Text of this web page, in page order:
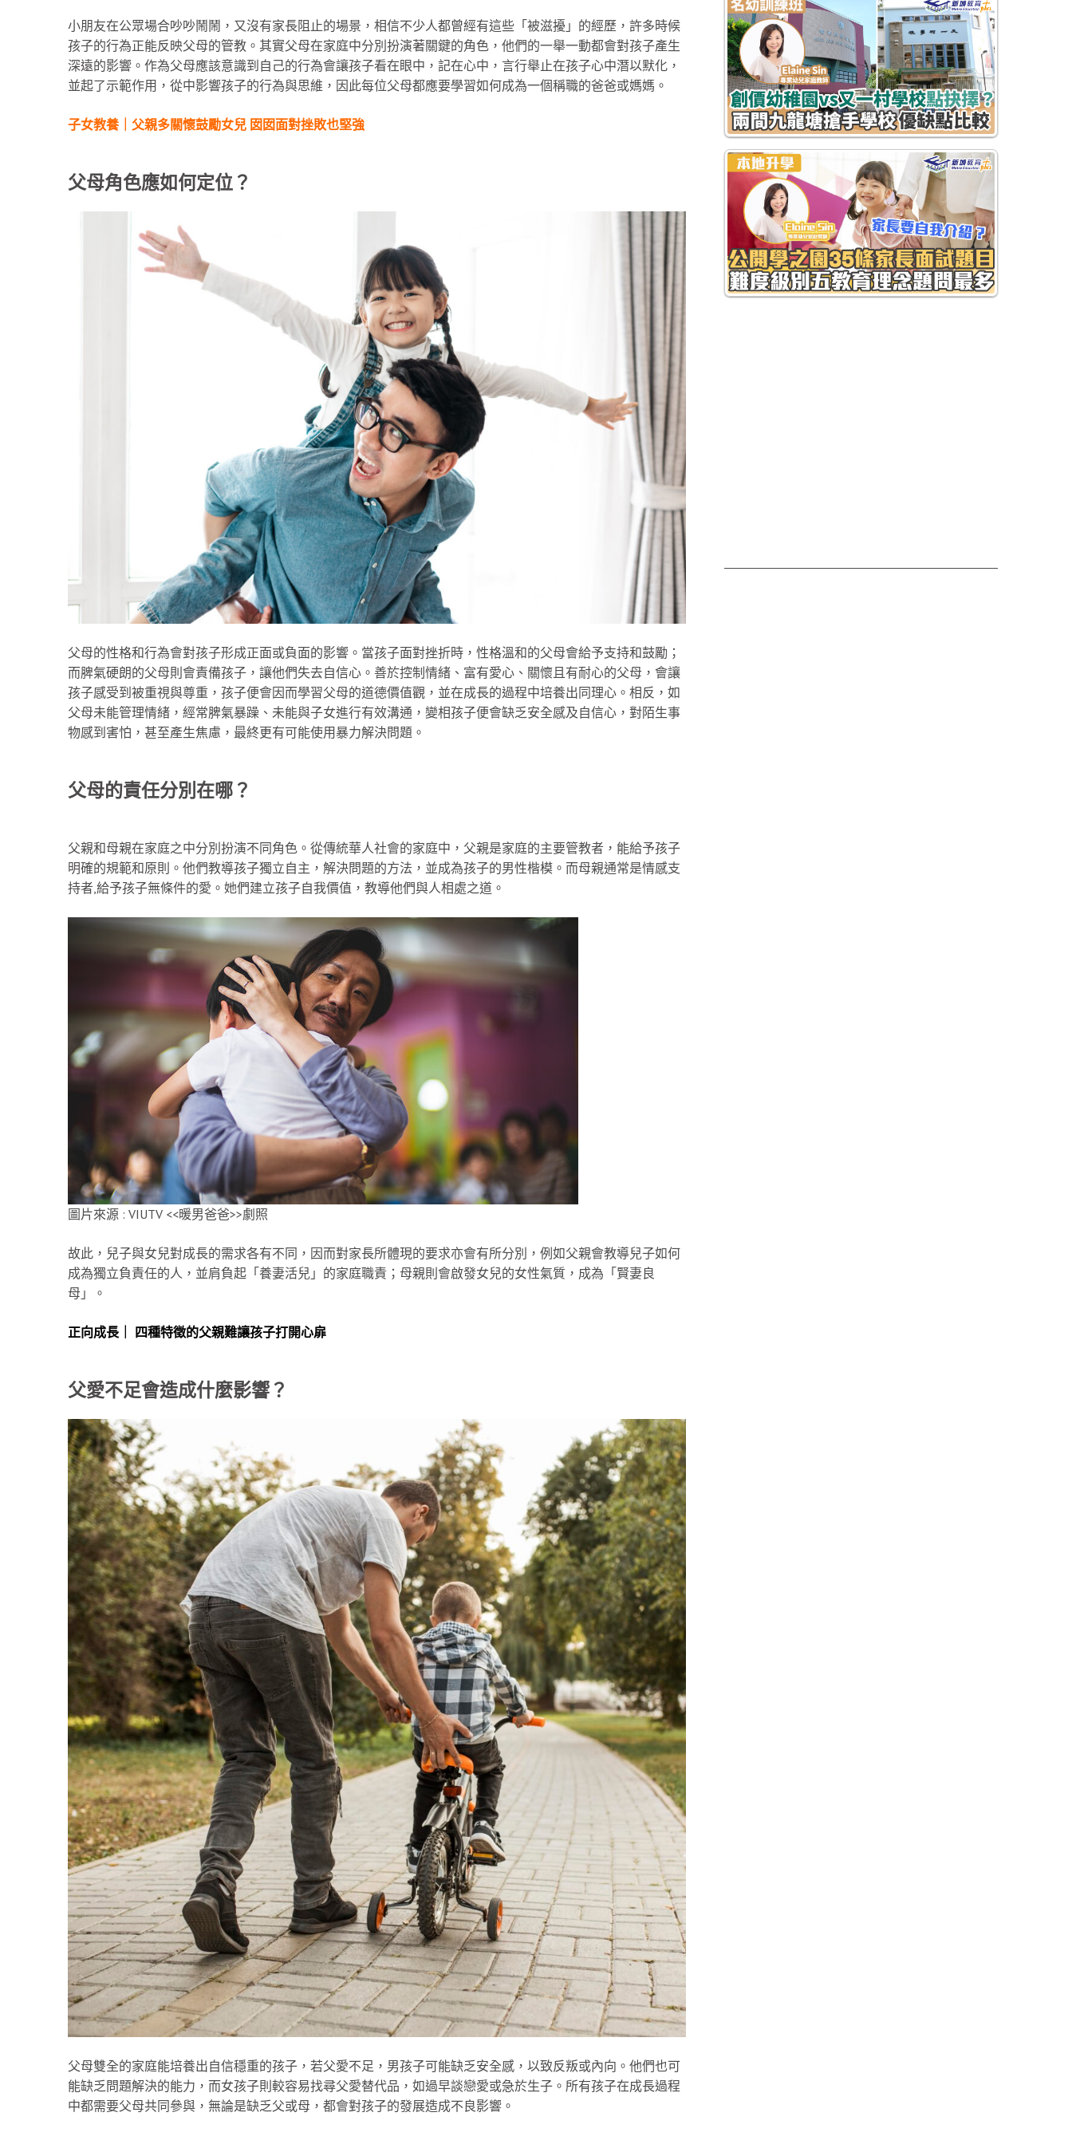
小朋友在公眾場合吵吵鬧鬧，又沒有家長阻止的場景，相信不少人都曾經有這些「被滋擾」的經歷，許多時候
孩子的行為正能反映父母的管教。其實父母在家庭中分別扮演著關鍵的角色，他們的一舉一動都會對孩子產生
深遠的影響。作為父母應該意識到自己的行為會讓孩子看在眼中，記在心中，言行舉止在孩子心中潛以默化，
並起了示範作用，從中影響孩子的行為與思維，因此每位父母都應要學習如何成為一個稱職的爸爸或媽媽。
子女教養｜父親多關懷鼓勵女兒 囡囡面對挫敗也堅強
父母角色應如何定位？
父母的性格和行為會對孩子形成正面或負面的影響。當孩子面對挫折時，性格溫和的父母會給予支持和鼓勵；
而脾氣硬朗的父母則會責備孩子，讓他們失去自信心。善於控制情緒、富有愛心、關懷且有耐心的父母，會讓
孩子感受到被重視與尊重，孩子便會因而學習父母的道德價值觀，並在成長的過程中培養出同理心。相反，如
父母未能管理情緒，經常脾氣暴躁、未能與子女進行有效溝通，變相孩子便會缺乏安全感及自信心，對陌生事
物感到害怕，甚至產生焦慮，最終更有可能使用暴力解決問題。
父母的責任分別在哪？
父親和母親在家庭之中分別扮演不同角色。從傳統華人社會的家庭中，父親是家庭的主要管教者，能給予孩子
明確的規範和原則。他們教導孩子獨立自主，解決問題的方法，並成為孩子的男性楷模。而母親通常是情感支
持者,給予孩子無條件的愛。她們建立孩子自我價值，教導他們與人相處之道。
圖片來源 : VIUTV <<暖男爸爸>>劇照
故此，兒子與女兒對成長的需求各有不同，因而對家長所體現的要求亦會有所分別，例如父親會教導兒子如何
成為獨立負責任的人，並肩負起「養妻活兒」的家庭職責；母親則會啟發女兒的女性氣質，成為「賢妻良
母」。
正向成長｜ 四種特徵的父親難讓孩子打開心扉
父愛不足會造成什麼影響？
父母雙全的家庭能培養出自信穩重的孩子，若父愛不足，男孩子可能缺乏安全感，以致反叛或內向。他們也可
能缺乏問題解決的能力，而女孩子則較容易找尋父愛替代品，如過早談戀愛或急於生子。所有孩子在成長過程
中都需要父母共同參與，無論是缺乏父或母，都會對孩子的發展造成不良影響。